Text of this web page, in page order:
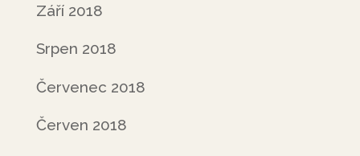
Září 2018
Srpen 2018
Červenec 2018
Červen 2018